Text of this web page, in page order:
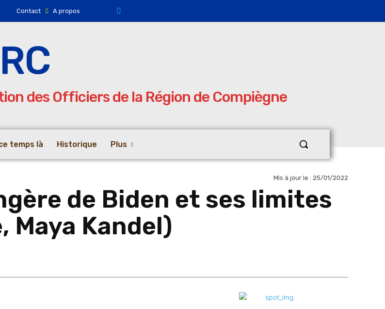
Contact A propos
des Officiers de la Région de Compiègne
temps là Historique Plus
Mis à jour le : 25/01/2022
de Biden et ses limites
Kandel)